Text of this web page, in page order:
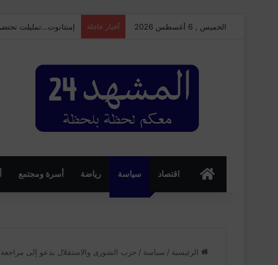
الخميس , 6 أغسطس 2026 أخبار عاجلة إمنتانوت…تمليلت تحتضن النسخة الـ25 من
الرئسيةاقتصاد سياسة رياضة أسرة ومجتمع
الرئيسية / سياسة / حزب الشورى والاستقلال يدعو إلى مراجعة